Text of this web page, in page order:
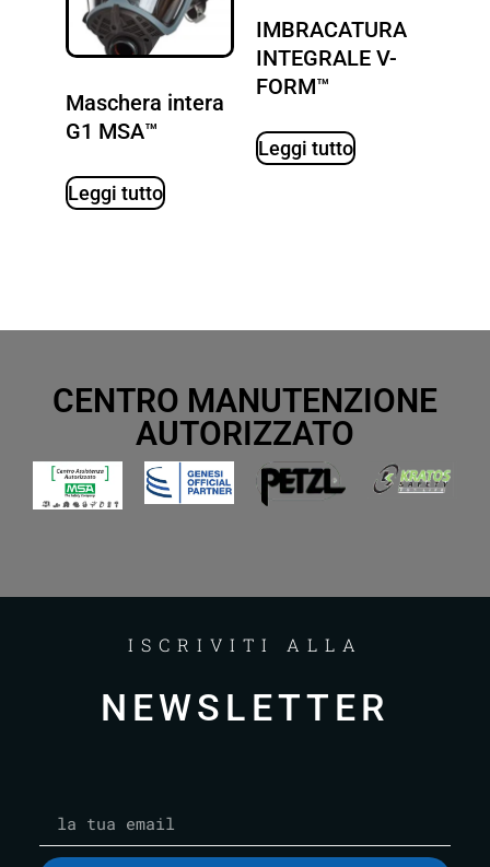
Maschera intera
G1 MSA™
Leggi tutto
IMBRACATURA
INTEGRALE V-
FORM™
Leggi tutto
CENTRO MANUTENZIONE
AUTORIZZATO
ISCRIVITI ALLA
NEWSLETTER